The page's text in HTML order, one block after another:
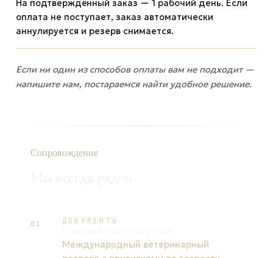
На подтверждённый заказ — 1 рабочий день. Если
оплата не поступает, заказ автоматически
аннулируется и резерв снимается.
Если ни один из способов оплаты вам не подходит —
напишите нам, постараемся найти удобное решение.
Сопровождение
Мы всегда рядом
01 ДОКУМЕНТЫ
Международный ветеринарный